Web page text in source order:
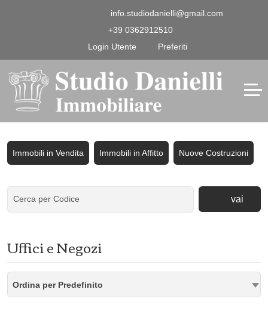
info.studiodanielli@gmail.com
+39 0362912510
Login Utente
Preferiti
Immobili in Vendita Immobili in Affitto Nuove Costruzioni
vai
Uffici e Negozi
Ordina per Predefinito